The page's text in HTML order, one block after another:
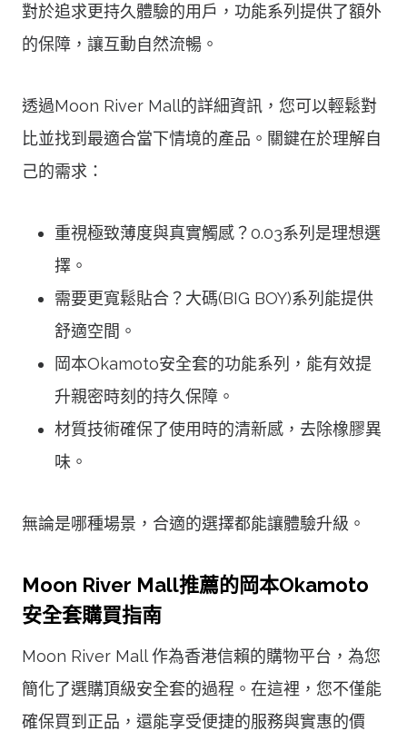
對於追求更持久體驗的用戶，功能系列提供了額外
的保障，讓互動自然流暢。
透過Moon River Mall的詳細資訊，您可以輕鬆對
比並找到最適合當下情境的產品。關鍵在於理解自
己的需求：
重視極致薄度與真實觸感？0.03系列是理想選
擇。
需要更寬鬆貼合？大碼(BIG BOY)系列能提供
舒適空間。
岡本Okamoto安全套的功能系列，能有效提
升親密時刻的持久保障。
材質技術確保了使用時的清新感，去除橡膠異
味。
無論是哪種場景，合適的選擇都能讓體驗升級。
Moon River Mall推薦的岡本Okamoto
安全套購買指南
Moon River Mall 作為香港信賴的購物平台，為您
簡化了選購頂級安全套的過程。在這裡，您不僅能
確保買到正品，還能享受便捷的服務與實惠的價